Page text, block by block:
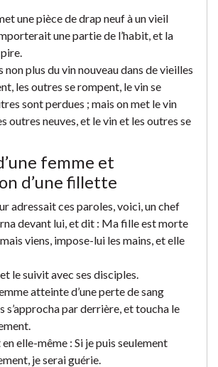
une pièce de drap neuf à un vieil
une partie de l’habit, et la
non plus du vin nouveau dans de vieilles
les outres se rompent, le vin se
sont perdues ; mais on met le vin
outres neuves, et le vin et les outres se
femme et
d’une fillette
adressait ces paroles, voici, un chef
devant lui, et dit : Ma fille est morte
viens, impose-lui les mains, et elle
le suivit avec ses disciples.
atteinte d’une perte de sang
s’approcha par derrière, et toucha le
elle-même : Si je puis seulement
je serai guérie.